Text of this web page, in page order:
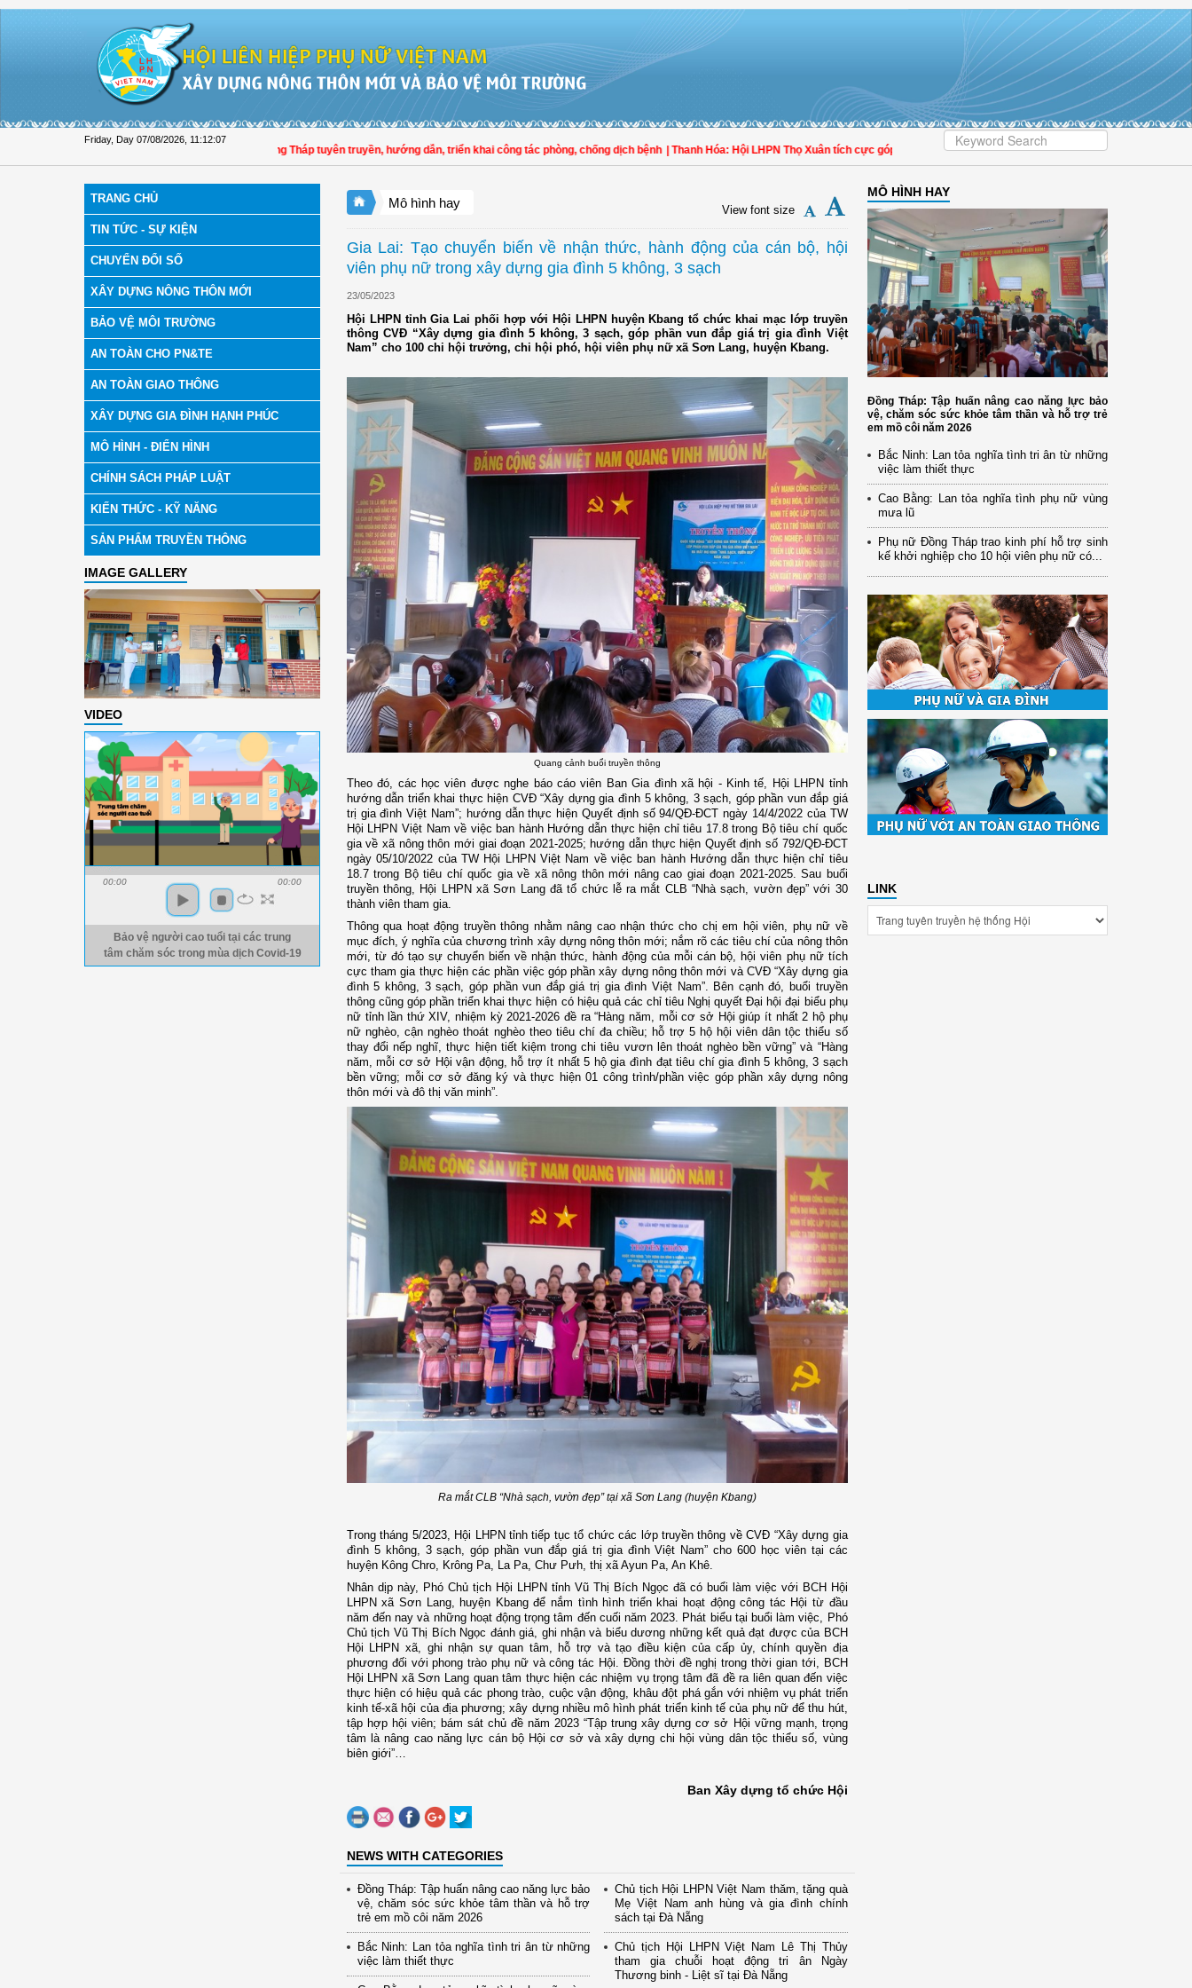
Friday, Day 07/08/2026 11:12:08
Hội LHPN tỉnh Đồng Tháp tuyên truyền, hướng dẫn, triển khai công tác phòng, chống dịch bệnh | Thanh Hóa: Hội LHPN Thọ Xuân tích cực góp phần nâng cao tỷ lệ người dân tham gia bảo hiểm y tế
TRANG CHỦ
TIN TỨC - SỰ KIỆN
CHUYỂN ĐỔI SỐ
XÂY DỰNG NÔNG THÔN MỚI
BẢO VỆ MÔI TRƯỜNG
AN TOÀN CHO PN&TE
AN TOÀN GIAO THÔNG
XÂY DỰNG GIA ĐÌNH HẠNH PHÚC
MÔ HÌNH - ĐIỂN HÌNH
CHÍNH SÁCH PHÁP LUẬT
KIẾN THỨC - KỸ NĂNG
SẢN PHẨM TRUYỀN THÔNG
IMAGE GALLERY
VIDEO
00:00 00:00
Bảo vệ người cao tuổi tại các trung
tâm chăm sóc trong mùa dịch Covid-19
Mô hình hay View font size
Gia Lai: Tạo chuyển biến về nhận thức, hành động của cán bộ, hội
viên phụ nữ trong xây dựng gia đình 5 không, 3 sạch
23/05/2023
Hội LHPN tỉnh Gia Lai phối hợp với Hội LHPN huyện Kbang tổ chức khai mạc lớp truyền
thông CVĐ “Xây dựng gia đình 5 không, 3 sạch, góp phần vun đắp giá trị gia đình Việt
Nam” cho 100 chi hội trưởng, chi hội phó, hội viên phụ nữ xã Sơn Lang, huyện Kbang.
Quang cảnh buổi truyền thông
Theo đó, các học viên được nghe báo cáo viên Ban Gia đình xã hội - Kinh tế, Hội LHPN tỉnh
hướng dẫn triển khai thực hiện CVĐ“Xây dựng gia đình 5 không, 3 sạch, góp phần vun đắp giá
trị gia đình Việt Nam”; hướng dẫn thực hiện Quyết định số 94/QĐ-ĐCT ngày 14/4/2022 của TW
Hội LHPN Việt Nam về việc ban hành Hướng dẫn thực hiện chỉ tiêu 17.8 trong Bộ tiêu chí quốc
gia về xã nông thôn mới giai đoạn 2021-2025; hướng dẫn thực hiện Quyết định số 792/QĐ-ĐCT
ngày 05/10/2022 của TW Hội LHPN Việt Nam về việc ban hành Hướng dẫn thực hiện chỉ tiêu
18.7 trong Bộ tiêu chí quốc gia về xã nông thôn mới nâng cao giai đoạn 2021-2025. Sau buổi
truyền thông, Hội LHPN xã Sơn Lang đã tổ chức lễ ra mắt CLB “Nhà sạch, vườn đẹp” với 30
thành viên tham gia.
Thông qua hoạt động truyền thông nhằm nâng cao nhận thức cho chị em hội viên, phụ nữ về
mục đích, ý nghĩa của chương trình xây dựng nông thôn mới; nắm rõ các tiêu chí của nông thôn
mới, từ đó tạo sự chuyển biến về nhận thức, hành động của mỗi cán bộ, hội viên phụ nữ tích
cực tham gia thực hiện các phần việc góp phần xây dựng nông thôn mới và CVĐ“Xây dựng gia
đình 5 không, 3 sạch, góp phần vun đắp giá trị gia đình Việt Nam”. Bên cạnh đó, buổi truyền
thông cũnggóp phần triển khai thực hiện có hiệu quả các chỉ tiêu Nghị quyết Đại hộiđại biểu phụ
nữ tỉnh lần thứ XIV, nhiệm kỳ 2021-2026 đề ra “Hàng năm, mỗi cơ sở Hội giúp ít nhất 2 hộ phụ
nữ nghèo, cận nghèo thoát nghèo theo tiêu chí đa chiều; hỗ trợ 5 hộ hội viên dân tộc thiểu số
thay đổi nếp nghĩ, thực hiện tiết kiệm trong chi tiêu vươn lên thoát nghèo bền vững” và “Hàng
năm, mỗi cơ sở Hội vận động, hỗ trợ ít nhất 5 hộ gia đình đạt tiêu chí gia đình 5 không, 3 sạch
bền vững; mỗi cơ sở đăng ký và thực hiện 01 công trình/phần việc góp phần xây dựng nông
thôn mới và đô thị văn minh”.
Ra mắt CLB “Nhà sạch, vườn đẹp” tại xã Sơn Lang (huyện Kbang)
Trongtháng 5/2023, Hội LHPN tỉnh tiếp tục tổ chức các lớp truyền thông về CVĐ “Xây dựng gia
đình 5 không, 3 sạch, góp phần vun đắp giá trị gia đình Việt Nam” cho 600 học viên tại các
huyện Kông Chro, Krông Pa,
a Pa, Chư Pưh, thị xã Ayun Pa, An Khê.
Nhân dịp này, Phó Chủ tịch Hội LHPN tỉnh Vũ Thị Bích Ngọc đã có buổi làm việc với BCH Hội
LHPN xã Sơn Lang, huyện Kbang để nắm tình hình triển khai hoạt động công tác Hội từ đầu
năm đến nay và những hoạt động trọng tâm đến cuối năm 2023.
Phát biểu tại buổi làm việc, Phó
Chủ tịch Vũ Thị Bích Ngọc đánh giá, ghi nhận và biểu dương những kết quả đạt được của BCH
Hội LHPN xã, ghi nhận sự quan tâm, hỗ trợ và tạo điều kiện của cấp ủy, chính quyền địa
phương đối với phong trào phụ nữ và công tác Hội. Đồng thời đề nghị trong thời gian tới, BCH
Hội LHPN xã Sơn Lang quan tâm thực hiện các nhiệm vụtrọng tâm đã đề ra liên quan đến việc
thực hiện có hiệu quả các phong trào, cuộc vận động, khâu đột phá gắn với nhiệm vụ phát triển
kinh tế-xã hội của địa phương;xây dựng nhiều mô hình phát triển kinh tế của phụ nữ để thu hút,
tập hợp hội viên; bám sát chủ đề năm 2023 “Tập trung xây dựng cơ sở Hội vững mạnh, trọng
tâm là nâng cao năng lực cán bộ Hội cơ sở và xây dựng chi hội vùng dân tộc thiểu số, vùng
biên giới”…
Ban Xây dựng tổ chức Hội
NEWS WITH CATEGORIES
Đồng Tháp: Tập huấn nâng cao năng lực bảo
vệ, chăm sóc sức khỏe tâm thần và hỗ trợ
trẻ em mồ côi năm 2026
Bắc Ninh: Lan tỏa nghĩa tình tri ân từ những
việc làm thiết thực
Chủ tịch Hội LHPN Việt Nam thăm, tặng quà
Mẹ Việt Nam anh hùng và gia đình chính
sách tại Đà Nẵng
Chủ tịch Hội LHPN Việt Nam Lê Thị Thủy
tham gia chuỗi hoạt động tri ân Ngày
Thương binh - Liệt sĩ tại Đà Nẵng
MÔ HÌNH HAY
Đồng Tháp: Tập huấn nâng cao năng lực bảo
vệ, chăm sóc sức khỏe tâm thần và hỗ trợ trẻ
em mồ côi năm 2026
Bắc Ninh: Lan tỏa nghĩa tình tri ân từ những
việc làm thiết thực
Cao Bằng: Lan tỏa nghĩa tình phụ nữ vùng
mưa lũ
Phụ nữ Đồng Tháp trao kinh phí hỗ trợ sinh
kế khởi nghiệp cho 10 hội viên phụ nữ có...
LINK